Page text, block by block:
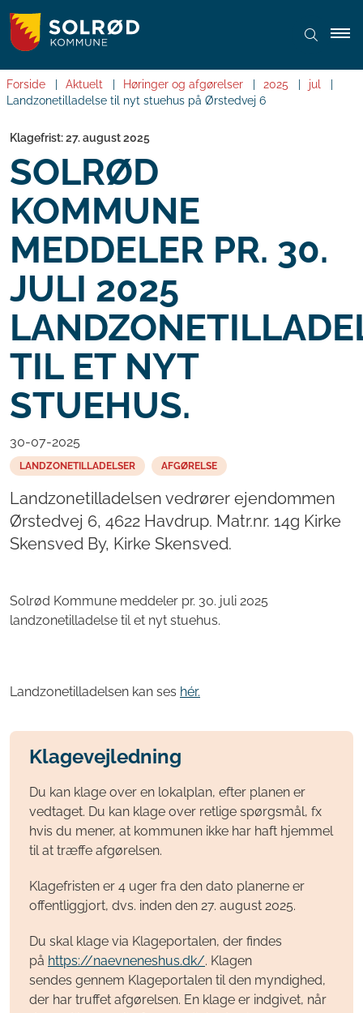
Forside Aktuelt Høringer og afgørelser 2025
jul
Landzonetilladelse til nyt stuehus på Ørstedvej 6
Klagefrist: 27. august 2025
SOLRØD
KOMMUNE
MEDDELER PR. 30.
JULI 2025
TIL ET NYT
STUEHUS.
30-07-2025
LANDZONETILLADELSER AFGØRELSE
Landzonetilladelsen vedrører ejendommen
Ørstedvej 6, 4622 Havdrup. Matr.nr. 14g Kirke
Skensved By, Kirke Skensved.
Solrød Kommune meddeler pr. 30. juli 2025
landzonetilladelse til et nyt stuehus.
Landzonetilladelsen kan ses hér.
Klagevejledning
Du kan klage over en lokalplan, efter planen er
vedtaget. Du kan klage over retlige spørgsmål, fx
hvis du mener, at kommunen ikke har haft hjemmel
til at træffe afgørelsen.
Klagefristen er 4 uger fra den dato planerne er
offentliggjort, dvs. inden den 27. august 2025.
Du skal klage via Klageportalen, der findes
på https://naevneneshus.dk/. Klagen
sendes gennem Klageportalen til den myndighed,
der har truffet afgørelsen. En klage er indgivet, når